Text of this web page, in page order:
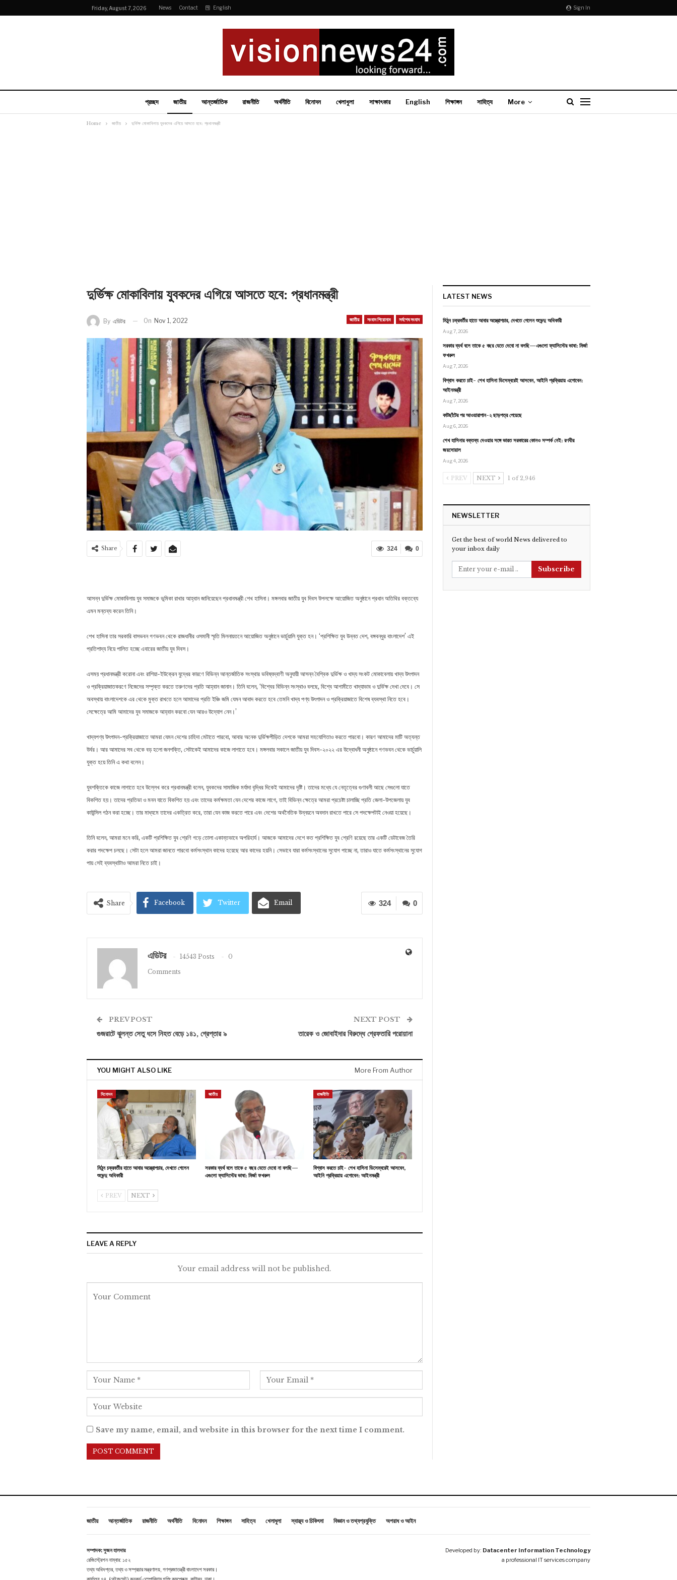
Sign In
Friday, August 7, 2026 News Contact English
প্রচ্ছদ জাতীয় আন্তর্জাতিক রাজনীতি অর্থনীতি বিনোদন খেলাধুলা সাক্ষাৎকার English শিক্ষাঙ্গন সাহিত্য More
Home জাতীয় দুর্ভিক্ষ মোকাবিলায় যুবকদের এগিয়ে আসতে হবে: প্রধানমন্ত্রী
দুর্ভিক্ষ মোকাবিলায় যুবকদের এগিয়ে আসতে হবে: প্রধানমন্ত্রী
জাতীয় সংবাদ শিরোনাম সর্বশেষ সংবাদ
By এডিটর On Nov 1, 2022
0
324
Share
আসন্ন দুর্ভিক্ষ মোকাবিলায় যুব সমাজকে ভূমিকা রাখার আহ্বান জানিয়েছেন প্রধানমন্ত্রী শেখ হাসিনা। মঙ্গলবার জাতীয় যুব দিবস উপলক্ষে আয়োজিত অনুষ্ঠানে প্রধান অতিথির বক্তব্যে
এমন মন্তব্য করেন তিনি।
শেখ হাসিনা তার সরকারি বাসভবন গণভবন থেকে রাজধানীর ওসমানী স্মৃতি মিলনায়তনে আয়োজিত অনুষ্ঠানে ভার্চুয়ালি যুক্ত হন। ‘প্রশিক্ষিত যুব উন্নত দেশ, বঙ্গবন্ধুর বাংলাদেশ’ এই
প্রতিপাদ্য নিয়ে পালিত হচ্ছে এবারের জাতীয় যুব দিবস।
এসময় প্রধানমন্ত্রী করোনা এবং রাশিয়া-ইউক্রেন যুদ্ধের কারণে বিভিন্ন আন্তর্জাতিক সংস্থার ভবিষ্যদ্বাণী অনুযায়ী আসন্ন বৈশ্বিক দুর্ভিক্ষ ও খাদ্য সংকট মোকাবেলায় খাদ্য উৎপাদন
ও প্রক্রিয়াজাতকরণে নিজেদের সম্পৃক্ত করতে তরুণদের প্রতি আহ্বান জানান। তিনি বলেন, ‘বিশ্বের বিভিন্ন সংস্থাও বলছে, বিশ্বে আগামীতে খাদ্যাভাব ও দুর্ভিক্ষ দেখা দেবে। সে
অবস্থায় বাংলাদেশকে এর থেকে মুক্ত রাখতে হলে আমাদের প্রতি ইঞ্চি জমি যেমন আবাদ করতে হবে তেমনি খাদ্য পণ্য উৎপাদন ও প্রক্রিয়াজাতে বিশেষ ব্যবস্থা নিতে হবে।
সেক্ষেত্রে আমি আমাদের যুব সমাজকে আহ্বান করবো যেন আরও উদ্যোগ নেন।’
খাদ্যপণ্য উৎপাদন-প্রক্রিয়াজাতে আমরা যেমন দেশের চাহিদা মেটাতে পারবো, আবার অনেক দুর্ভিক্ষপীড়িত দেশকে আমরা সহযোগিতাও করতে পারবো। কারণ আমাদের মাটি অত্যন্ত
উর্বর। আর আমাদের সব থেকে বড় হলো জনশক্তি, সেটাকেই আমাদের কাজে লাগাতে হবে। মঙ্গলবার সকালে জাতীয় যুব দিবস-২০২২ এর উদ্বোধনী অনুষ্ঠানে গণভবন থেকে ভার্চুয়ালি
যুক্ত হয়ে তিনি এ কথা বলেন।
যুবশক্তিকে কাজে লাগাতে হবে উল্লেখ করে প্রধানমন্ত্রী বলেন, যুবকদের সামাজিক মর্যাদা বৃদ্ধির দিকেই আমাদের দৃষ্টি। তাদের মধ্যে যে নেতৃত্বের গুণাবলী আছে সেগুলো যাতে
বিকশিত হয়। তাদের প্রতিভা ও মনন যাতে বিকশিত হয় এবং তাদের কর্মক্ষমতা যেন দেশের কাজে লাগে, তাই বিভিন্ন ক্ষেত্রে আমরা প্রচেষ্টা চালাচ্ছি প্রতি জেলা-উপজেলায় যুব
কাউন্সিল গঠন করা হচ্ছে। তার মাধ্যমে তাদের একত্রিত করে, তারা যেন কাজ করতে পারে এবং দেশের অর্থনৈতিক উন্নয়নে অবদান রাখতে পারে সে পদক্ষেপটাই নেওয়া হয়েছে।
তিনি বলেন, আমরা মনে করি, একটি প্রশিক্ষিত যুব শ্রেণি গড়ে তোলা একান্তভাবে অপরিহার্য। আজকে আমাদের দেশে কত প্রশিক্ষিত যুব শ্রেণি রয়েছে তার একটি ডেটাবেজ তৈরি
করার পদক্ষেপ চলছে। সেটা হলে আমরা জানতে পারবো কর্মসংস্থান কাদের হয়েছে আর কাদের হয়নি। সেভাবে যারা কর্মসংস্থানের সুযোগ পাচ্ছে না, তারাও যাতে কর্মসংস্থানের সুযোগ
পায় সেই ব্যবস্থাটাও আমরা নিতে চাই।
0
324
Share Facebook Twitter Email
এডিটর 14543 Posts
0
Comments
PREV POST
গুজরাটে ঝুলন্ত সেতু ধসে নিহত বেড়ে ১৪১, গ্রেপ্তার ৯
NEXT POST
তারেক ও জোবাইদার বিরুদ্ধে গ্রেফতারি পরোয়ানা
YOU MIGHT ALSO LIKE More From Author
বিনোদন
মিঠুন চক্রবর্তীর হাতে আবার অস্ত্রোপচার, দেখতে গেলেন
শুভেন্দু অধিকারী
জাতীয়
সরকার ব্যর্থ বলে তাকে ৫ বছর যেতে দেবো না বলছি—
এগুলো ফ্যাসিস্টের ভাষা: মির্জা ফখরুল
রাজনীতি
বিশ্বাস করতে চাই- শেখ হাসিনা ডিসেম্বরেই আসবেন,
আইনি প্রক্রিয়ায় এগোবেন: আইনমন্ত্রী
PREV NEXT
LEAVE A REPLY
Your email address will not be published.
Save my name, email, and website in this browser for the next time I comment.
LATEST NEWS
মিঠুন চক্রবর্তীর হাতে আবার অস্ত্রোপচার, দেখতে গেলেন শুভেন্দু অধিকারী
Aug 7, 2026
সরকার ব্যর্থ বলে তাকে ৫ বছর যেতে দেবো না বলছি—এগুলো ফ্যাসিস্টের ভাষা: মির্জা
ফখরুল
Aug 7, 2026
বিশ্বাস করতে চাই- শেখ হাসিনা ডিসেম্বরেই আসবেন, আইনি প্রক্রিয়ায় এগোবেন:
আইনমন্ত্রী
Aug 7, 2026
কাটছাঁটের পর আওয়ারাপান-২ ছাড়পত্র পেয়েছে
Aug 6, 2026
শেখ হাসিনার বক্তব্য দেওয়ার সঙ্গে ভারত সরকারের কোনও সম্পর্ক নেই: রণধীর
জয়সোয়াল
Aug 4, 2026
PREV NEXT 1 of 2,946
NEWSLETTER
Get the best of world News delivered to
your inbox daily
Subscribe
জাতীয় আন্তর্জাতিক রাজনীতি অর্থনীতি বিনোদন শিক্ষাঙ্গন সাহিত্য খেলাধুলা স্বাস্থ্য ও চিকিৎসা বিজ্ঞান ও তথ্যপ্রযুক্তি অপরাধ ও আইন
সম্পাদক: সুজন হালদার
রেজিস্ট্রেশন নাম্বার: ১৫২
তথ্য অধিদপ্তর, তথ্য ও সম্প্রচার মন্ত্রণালয়, গণপ্রজাতন্ত্রী বাংলাদেশ সরকার।
Developed by: Datacenter Information Technology
a professional IT services company